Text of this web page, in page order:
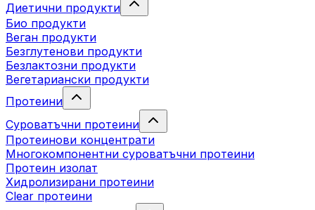
Диетични продукти
Био продукти
Веган продукти
Безглутенови продукти
Безлактозни продукти
Вегетариански продукти
Протеини
Суроватъчни протеини
Протеинови концентрати
Многокомпонентни суроватъчни протеини
Протеин изолат
Хидролизирани протеини
Clear протеини